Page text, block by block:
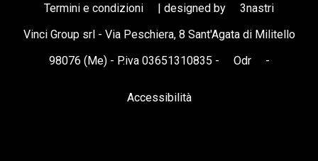
Termini e condizioni | designed by
3nastri
Vinci Group srl - Via Peschiera, 8 Sant'Agata di Militello
98076 (Me) - P.iva 03651310835 -
Odr -
Accessibilità